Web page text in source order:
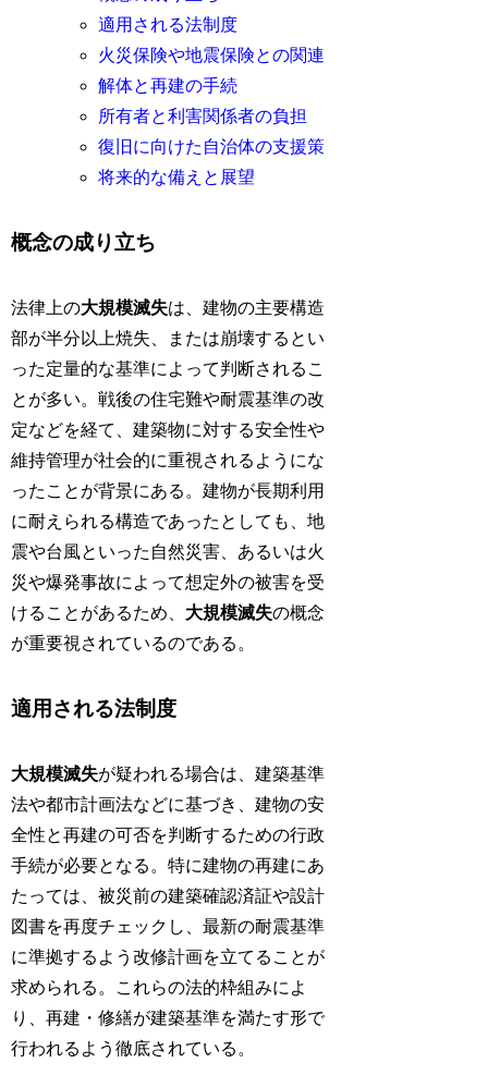
適用される法制度
火災保険や地震保険との関連
解体と再建の手続
所有者と利害関係者の負担
復旧に向けた自治体の支援策
将来的な備えと展望
概念の成り立ち
法律上の大規模滅失は、建物の主要構造
部が半分以上焼失、または崩壊するとい
った定量的な基準によって判断されるこ
とが多い。戦後の住宅難や耐震基準の改
定などを経て、建築物に対する安全性や
維持管理が社会的に重視されるようにな
ったことが背景にある。建物が長期利用
に耐えられる構造であったとしても、地
震や台風といった自然災害、あるいは火
災や爆発事故によって想定外の被害を受
けることがあるため、 大規模滅失の概念
が重要視されているのである。
適用される法制度
大規模滅失が疑われる場合は、建築基準
法や都市計画法などに基づき、建物の安
全性と再建の可否を判断するための行政
手続が必要となる。特に建物の再建にあ
たっては、被災前の建築確認済証や設計
図書を再度チェックし、最新の耐震基準
に準拠するよう改修計画を立てることが
求められる。これらの法的枠組みによ
り、再建・修繕が建築基準を満たす形で
行われるよう徹底されている。